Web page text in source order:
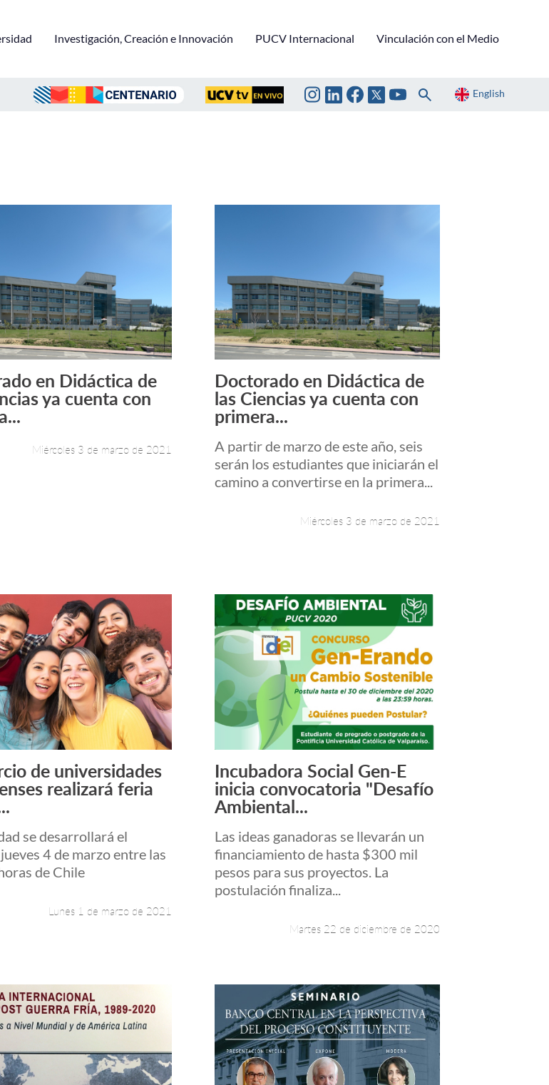
Investigación, Creación e Innovación PUCV Internacional Vinculación con el Medio
English
Leer más +
en Didáctica de
ya cuenta con
Miércoles 3 de marzo de 2021
Leer más +
Doctorado en Didáctica de
las Ciencias ya cuenta con
primera...
A partir de marzo de este año, seis
serán los estudiantes que iniciarán el
camino a convertirse en la primera...
Miércoles 3 de marzo de 2021
Leer más +
de universidades
realizará feria
se desarrollará el
4 de marzo entre las
de Chile
Lunes 1 de marzo de 2021
Leer más +
Incubadora Social Gen-E
inicia convocatoria "Desafío
Ambiental...
Las ideas ganadoras se llevarán un
financiamiento de hasta $300 mil
pesos para sus proyectos. La
postulación finaliza...
Martes 22 de diciembre de 2020